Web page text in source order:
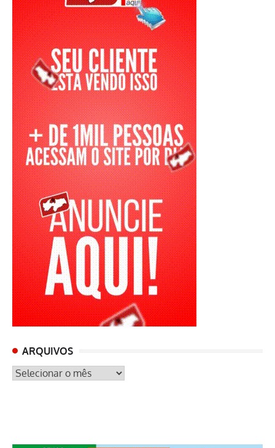
ARQUIVOS
ARQUIVOS